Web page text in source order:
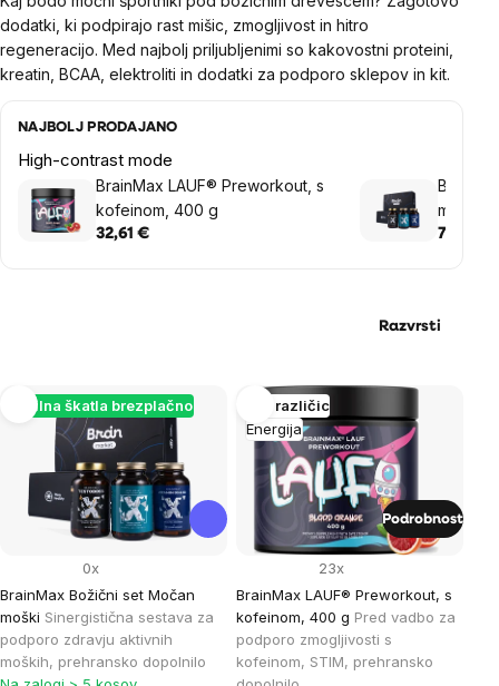
dodatki, ki podpirajo rast mišic, zmogljivost in hitro
regeneracijo. Med najbolj priljubljenimi so kakovostni proteini,
kreatin, BCAA, elektroliti in dodatki za podporo sklepov in kit.
NAJBOLJ PRODAJANO
High-contrast mode
BrainMax LAUF® Preworkout, s
kofeinom, 400 g
32,61 €
moški
77,09 €
Razvrsti
List
products
Darilna škatla brezplačno
BrainMax Božični set Močan
moški Sinergistična sestava za
podporo zdravju aktivnih
moških, prehransko dopolnilo
0x
Energija
Več različic
BrainMax LAUF® Preworkout, s
kofeinom, 400 g Pred vadbo za
podporo zmogljivosti s
kofeinom, STIM, prehransko
23x
Podrobnost